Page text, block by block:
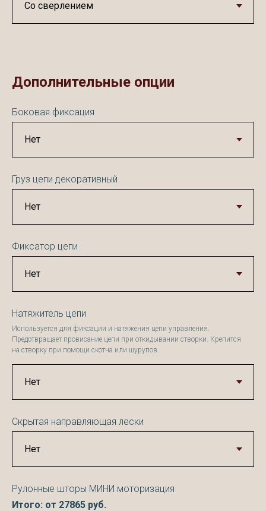
Дополнительные опции
Боковая фиксация
Груз цепи декоративный
Фиксатор цепи
Натяжитель цепи
Используется для фиксации и натяжения цепи управления.
Предотвращает провисание цепи при откидывании створки. Крепится
на створку при помощи скотча или шурупов.
Скрытая направляющая лески
Рулонные шторы МИНИ моторизация
Итого: от 27865 руб.